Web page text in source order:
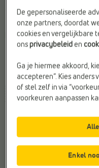
Kleur
Roze
Maat
29
De gepersonaliseerde
onze partners, doordat
cookies en vergelijkbare
ons privacybeleid en
Ga je hiermee akkoord,
accepteren”. Kies anders
of stel zelf in via
voorkeuren aanpassen
Enkel